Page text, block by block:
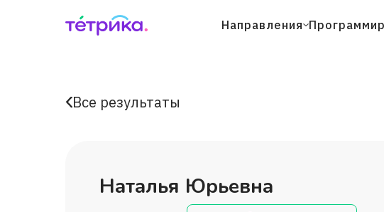
Направления
Все результаты
Наталья Юрьевна